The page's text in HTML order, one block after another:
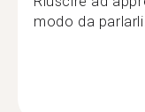
modo da